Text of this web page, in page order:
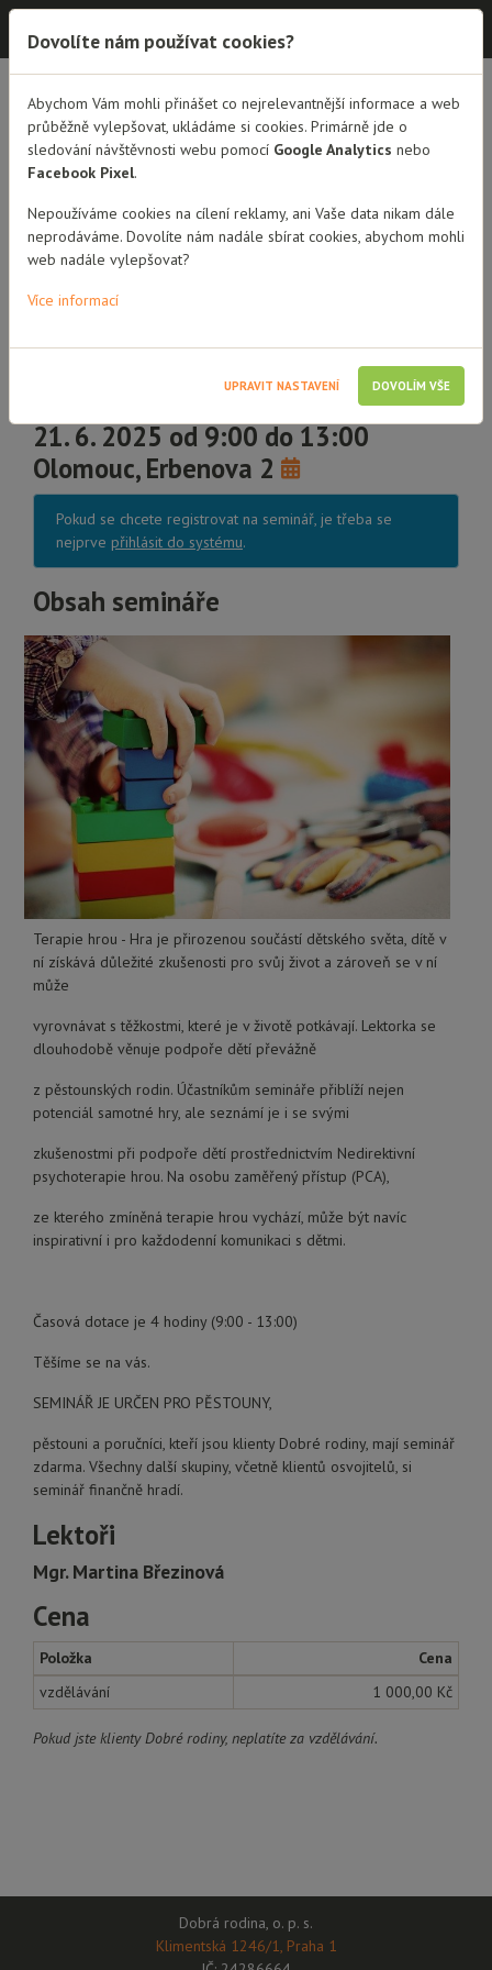
Dobrá rodina - semináře
PŘEHLED SEMINÁŘŮ DETAIL SEMINÁŘE
Jak může HRA pomoci
dětem nejen v
pěstounské péči
Seminář pro pěstouny
Poručníci
21. 6. 2025 od 9:00 do 13:00
Olomouc, Erbenova 2
Pokud se chcete registrovat na seminář, je třeba se
nejprve přihlásit do systému.
Obsah semináře
Terapie hrou - Hra je přirozenou součástí dětského světa, dítě v
ní získává důležité zkušenosti pro svůj život a zároveň se v ní
může
vyrovnávat s těžkostmi, které je v životě potkávají. Lektorka se
dlouhodobě věnuje podpoře dětí převážně
z pěstounských rodin. Účastníkům semináře přiblíží nejen
potenciál samotné hry, ale seznámí je i se svými
zkušenostmi při podpoře dětí prostřednictvím Nedirektivní
psychoterapie hrou. Na osobu zaměřený přístup (PCA),
ze kterého zmíněná terapie hrou vychází, může být navíc
inspirativní i pro každodenní komunikaci s dětmi.
Časová dotace je 4 hodiny (9:00 - 13:00)
Těšíme se na vás.
SEMINÁŘ JE URČEN PRO PĚSTOUNY,
pěstouni a poručníci, kteří jsou klienty Dobré rodiny, mají seminář
zdarma. Všechny další skupiny, včetně klientů osvojitelů, si
seminář finančně hradí.
Lektoři
Mgr. Martina Březinová
Cena
Položka
Cena
vzdělávání
1 000,00 Kč
Pokud jste klienty Dobré rodiny, neplatíte za vzdělávání.
Dobrá rodina, o. p. s.
Klimentská 1246/1, Praha 1
Dovolíte nám používat cookies?
Abychom Vám mohli přinášet co nejrelevantnější informace a web
průběžně vylepšovat, ukládáme si cookies. Primárně jde o
sledování návštěvnosti webu pomocí Google Analytics nebo
Facebook Pixel.
Nepoužíváme cookies na cílení reklamy, ani Vaše data nikam dále
neprodáváme. Dovolíte nám nadále sbírat cookies, abychom mohli
web nadále vylepšovat?
Více informací
UPRAVIT NASTAVENÍ DOVOLÍM VŠE